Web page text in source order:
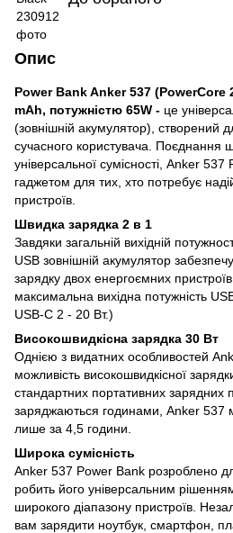
Опис
Power Bank Anker 537
mAh, потужністю 65W - це
(зовнішній акумулятор), створений
сучасного користувача. Поєднання
універсальної сумісності, Anker
гаджетом для тих, хто потребує
пристроїв.
Швидка зарядка 2 в 1
Завдяки загальній вихідній
USB зовнішній акумулятор
зарядку двох енергоємних
максимальна вихідна потужність
USB-C 2 - 20 Вт.)
Високошвидкісна зарядка 30 Вт
Однією з видатних особливостей
можливість високошвидкісної
стандартних портативних зарядних
заряджаються годинами, Anker 537
лише за 4,5 години.
Широка сумісність
Anker 537 Power Bank розроблено
робить його універсальним
широкого діапазону пристроїв.
вам зарядити ноутбук, смартфон,